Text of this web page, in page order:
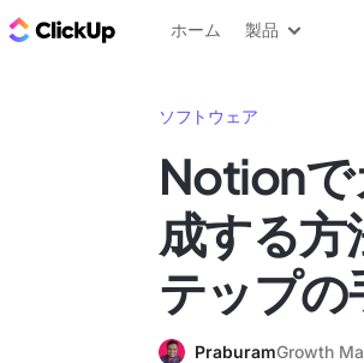
ClickUp ブログ
ホーム 製品
ソフトウェア
Notionで
成する方
テップの
PraburamGrowth